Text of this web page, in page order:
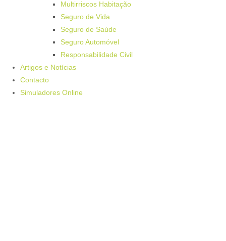
Multirriscos Habitação
Seguro de Vida
Seguro de Saúde
Seguro Automóvel
Responsabilidade Civil
Artigos e Notícias
Contacto
Simuladores Online